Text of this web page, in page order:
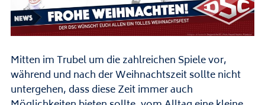
Mitten im Trubel um die zahlreichen Spiele vor,
während und nach der Weihnachtszeit sollte nicht
untergehen, dass diese Zeit immer auch